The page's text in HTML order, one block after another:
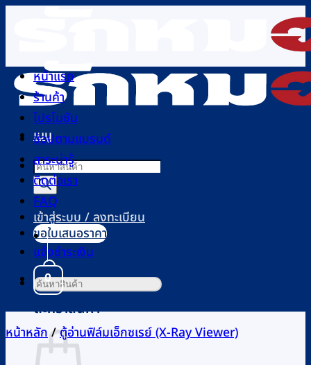
เนื้อหา
เมนู
Products
search
เข้าสู่ระบบ / ลงทะเบียน
0
ตะกร้าสินค้า
หน้าแรก
ร้านค้า
โปรโมชัน
ช้อปตามแบรนด์
สาระน่ารู้
ติดต่อเรา
FAQ
ขอใบเสนอราคา
แจ้งชำระเงิน
ค้นหา:
หน้าหลัก/ตู้อ่านฟิล์มเอ็กซเรย์ (X-Ray Viewer)